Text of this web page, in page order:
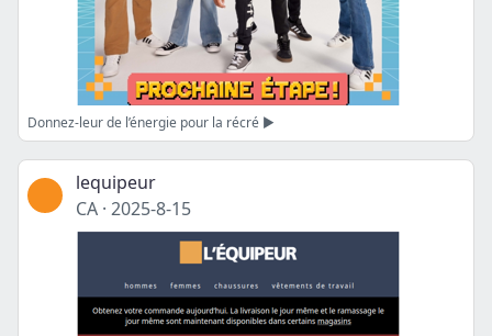
Donnez-leur de l’énergie pour la récré ▶️
lequipeur
CA · 2025-8-15